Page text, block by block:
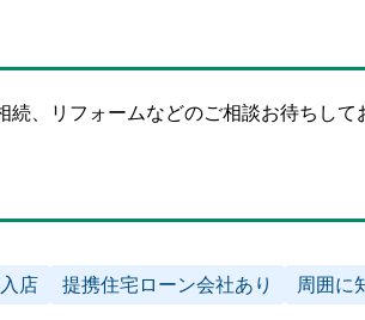
、リフォームなどのご相談お待ちして
店 提携住宅ローン会社あり
周囲に